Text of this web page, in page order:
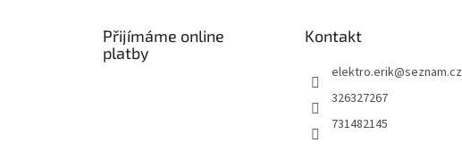
Přijímáme online
platby
Kontakt
elektro.erik@seznam.cz
326327267
731482145